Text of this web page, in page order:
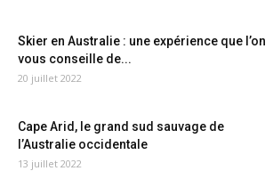
Skier en Australie : une expérience que l’on
vous conseille de...
20 juillet 2022
Cape Arid, le grand sud sauvage de
l’Australie occidentale
13 juillet 2022